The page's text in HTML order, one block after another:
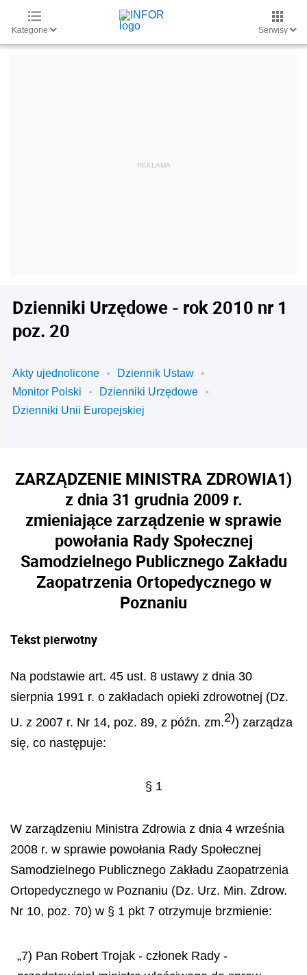
Kategorie Serwisy
Dzienniki Urzędowe - rok 2010 nr 1
poz. 20
Akty ujednolicone
Dziennik Ustaw
Monitor Polski
Dzienniki Urzędowe
Dzienniki Unii Europejskiej
ZARZĄDZENIE MINISTRA ZDROWIA1)
z dnia 31 grudnia 2009 r.
zmieniające zarządzenie w sprawie
powołania Rady Społecznej
Samodzielnego Publicznego Zakładu
Zaopatrzenia Ortopedycznego w
Poznaniu
Tekst pierwotny
Na podstawie art. 45 ust. 8 ustawy z dnia 30
sierpnia 1991 r. o zakładach opieki zdrowotnej (Dz.
U. z 2007 r. Nr 14, poz. 89, z późn. zm.2)) zarządza
się, co następuje:
§ 1
W zarządzeniu Ministra Zdrowia z dnia 4 września
2008 r. w sprawie powołania Rady Społecznej
Samodzielnego Publicznego Zakładu Zaopatrzenia
Ortopedycznego w Poznaniu (Dz. Urz. Min. Zdrow.
Nr 10, poz. 70) w § 1 pkt 7 otrzymuje brzmienie:
„7) Pan Robert Trojak - członek Rady -